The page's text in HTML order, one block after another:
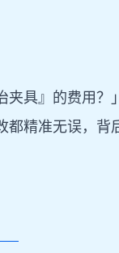
具』的费用
都精准无误，